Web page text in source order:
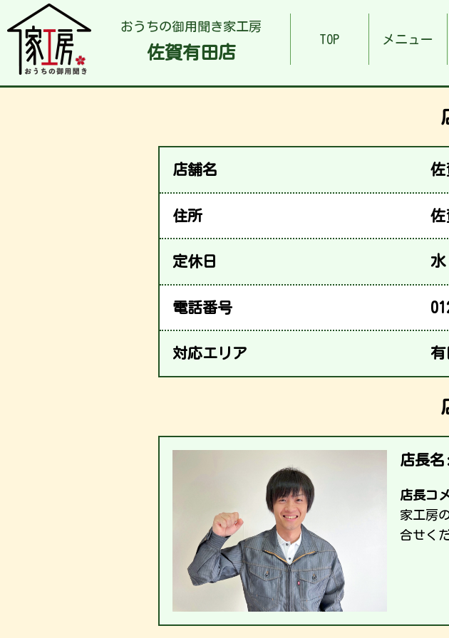
おうちの御用聞き家工房
佐賀有田店
TOP メニュー
店舗名 佐
住所 佐
定休日
電話番号
対応エリア
店長
店長コ
家工房
合せく